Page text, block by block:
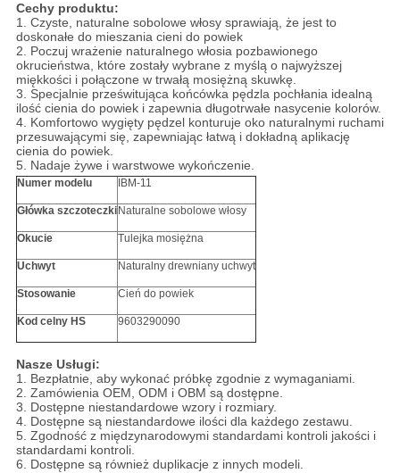
Cechy produktu:
1. Czyste, naturalne sobolowe włosy sprawiają, że jest to
doskonałe do mieszania cieni do powiek
2. Poczuj wrażenie naturalnego włosia pozbawionego
okrucieństwa, które zostały wybrane z myślą o najwyższej
miękkości i połączone w trwałą mosiężną skuwkę.
3. Specjalnie prześwitująca końcówka pędzla pochłania idealną
ilość cienia do powiek i zapewnia długotrwałe nasycenie kolorów.
4. Komfortowo wygięty pędzel konturuje oko naturalnymi ruchami
przesuwającymi się, zapewniając łatwą i dokładną aplikację
cienia do powiek.
5. Nadaje żywe i warstwowe wykończenie.
Numer modelu IBM-11
Główka szczoteczki Naturalne sobolowe włosy
Okucie Tulejka mosiężna
Uchwyt Naturalny drewniany uchwyt
Stosowanie Cień do powiek
Kod celny HS 9603290090
Nasze Usługi:
1. Bezpłatnie, aby wykonać próbkę zgodnie z wymaganiami.
2. Zamówienia OEM, ODM i OBM są dostępne.
3. Dostępne niestandardowe wzory i rozmiary.
4. Dostępne są niestandardowe ilości dla każdego zestawu.
5. Zgodność z międzynarodowymi standardami kontroli jakości i
standardami kontroli.
6. Dostępne są również duplikacje z innych modeli.